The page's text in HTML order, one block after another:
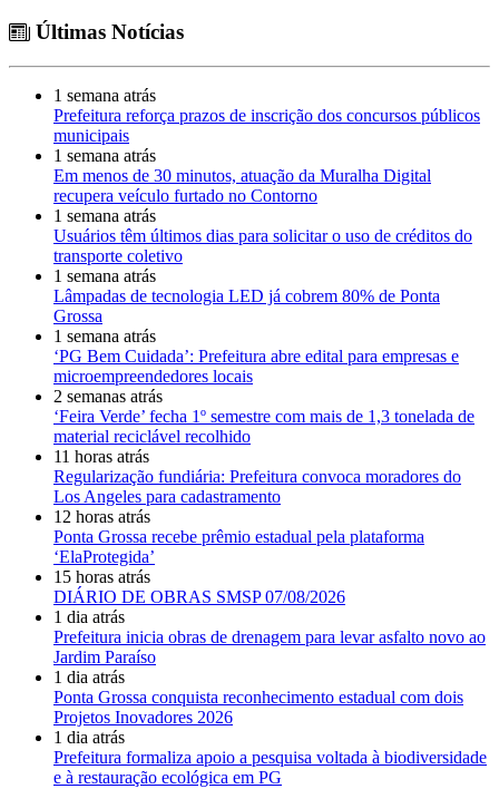
Últimas Notícias
1 semana atrás
Prefeitura reforça prazos de inscrição dos concursos públicos
municipais
1 semana atrás
Em menos de 30 minutos, atuação da Muralha Digital
recupera veículo furtado no Contorno
1 semana atrás
Usuários têm últimos dias para solicitar o uso de créditos do
transporte coletivo
1 semana atrás
Lâmpadas de tecnologia LED já cobrem 80% de Ponta
Grossa
1 semana atrás
‘PG Bem Cuidada’: Prefeitura abre edital para empresas e
microempreendedores locais
2 semanas atrás
‘Feira Verde’ fecha 1º semestre com mais de 1,3 tonelada de
material reciclável recolhido
11 horas atrás
Regularização fundiária: Prefeitura convoca moradores do
Los Angeles para cadastramento
12 horas atrás
Ponta Grossa recebe prêmio estadual pela plataforma
‘ElaProtegida’
15 horas atrás
DIÁRIO DE OBRAS SMSP 07/08/2026
1 dia atrás
Prefeitura inicia obras de drenagem para levar asfalto novo ao
Jardim Paraíso
1 dia atrás
Ponta Grossa conquista reconhecimento estadual com dois
Projetos Inovadores 2026
1 dia atrás
Prefeitura formaliza apoio a pesquisa voltada à biodiversidade
e à restauração ecológica em PG